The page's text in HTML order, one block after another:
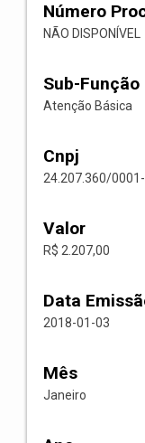
Número
NÃO DISPONÍVEL
Sub-Função
Atenção Básica
Cnpj
24.207.360/
Valor
R$ 2.207,00
Data
2018-01-03
Mês
Janeiro